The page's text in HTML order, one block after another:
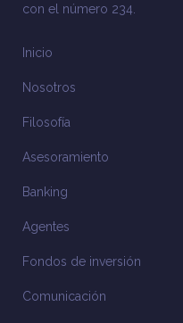
con el número 234.
Inicio
Nosotros
Filosofía
Asesoramiento
Banking
Agentes
Fondos de inversión
Comunicación